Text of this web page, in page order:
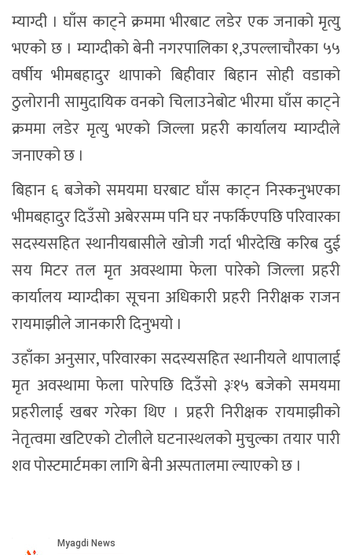
म्याग्दी । घाँस काट्ने क्रममा भीरबाट लडेर एक जनाको मृत्यु
भएको छ । म्याग्दीको बेनी नगरपालिका १,उपल्लाचौरका ५५
वर्षीय भीमबहादुर थापाको बिहीवार बिहान सोही वडाको
ठुलोरानी सामुदायिक वनको चिलाउनेबोट भीरमा घाँस काट्ने
क्रममा लडेर मृत्यु भएको जिल्ला प्रहरी कार्यालय म्याग्दीले
जनाएको छ ।
बिहान ६ बजेको समयमा घरबाट घाँस काट्न निस्कनुभएका
भीमबहादुर दिउँसो अबेरसम्म पनि घर नफर्किएपछि परिवारका
सदस्यसहित स्थानीयबासीले खोजी गर्दा भीरदेखि करिब दुई
सय मिटर तल मृत अवस्थामा फेला पारेको जिल्ला प्रहरी
कार्यालय म्याग्दीका सूचना अधिकारी प्रहरी निरीक्षक राजन
रायमाझीले जानकारी दिनुभयो ।
उहाँका अनुसार, परिवारका सदस्यसहित स्थानीयले थापालाई
मृत अवस्थामा फेला पारेपछि दिउँसो ३ः१५ बजेको समयमा
प्रहरीलाई खबर गरेका थिए । प्रहरी निरीक्षक रायमाझीको
नेतृत्वमा खटिएको टोलीले घटनास्थलको मुचुल्का तयार पारी
शव पोस्टमार्टमका लागि बेनी अस्पतालमा ल्याएको छ ।